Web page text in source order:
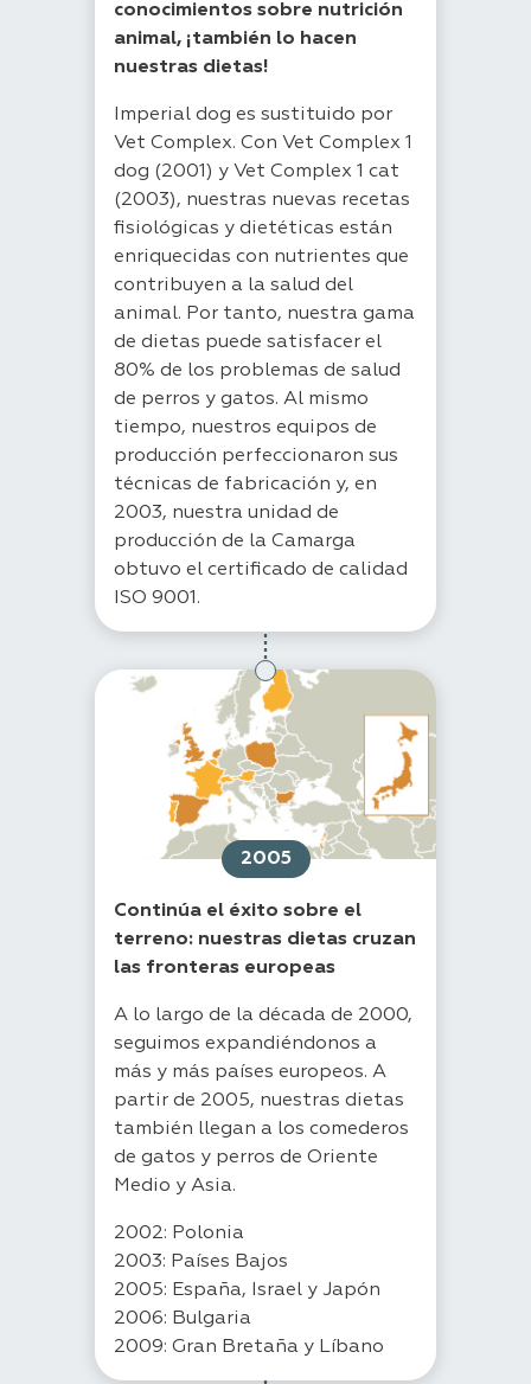
conocimientos sobre nutrición
animal, ¡también lo hacen
nuestras dietas!
Imperial dog es sustituido por
Vet Complex. Con Vet Complex 1
dog (2001) y Vet Complex 1 cat
(2003), nuestras nuevas recetas
fisiológicas y dietéticas están
enriquecidas con nutrientes que
contribuyen a la salud del
animal. Por tanto, nuestra gama
de dietas puede satisfacer el
80% de los problemas de salud
de perros y gatos. Al mismo
tiempo, nuestros equipos de
producción perfeccionaron sus
técnicas de fabricación y, en
2003, nuestra unidad de
producción de la Camarga
obtuvo el certificado de calidad
ISO 9001.
2005
Continúa el éxito sobre el
terreno: nuestras dietas cruzan
las fronteras europeas
A lo largo de la década de 2000,
seguimos expandiéndonos a
más y más países europeos. A
partir de 2005, nuestras dietas
también llegan a los comederos
de gatos y perros de Oriente
Medio y Asia.
2002: Polonia
2003: Países Bajos
2005: España, Israel y Japón
2006: Bulgaria
2009: Gran Bretaña y Líbano